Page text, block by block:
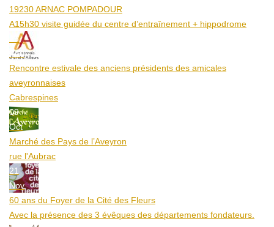
19230 ARNAC POMPADOUR
A15h30 visite guidée du centre d’entraînement + hippodrome
25
Aoû
Rencontre estivale des anciens présidents des amicales
aveyronnaises
Cabrespines
09
Oct
Marché des Pays de l’Aveyron
rue l'Aubrac
21
Nov
60 ans du Foyer de la Cité des Fleurs
Avec la présence des 3 évêques des départements fondateurs.